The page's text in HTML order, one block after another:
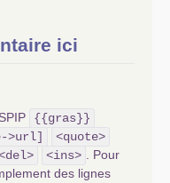
ici
{{gras}}
>url]
<quote>
<ins>
. Pour
des lignes